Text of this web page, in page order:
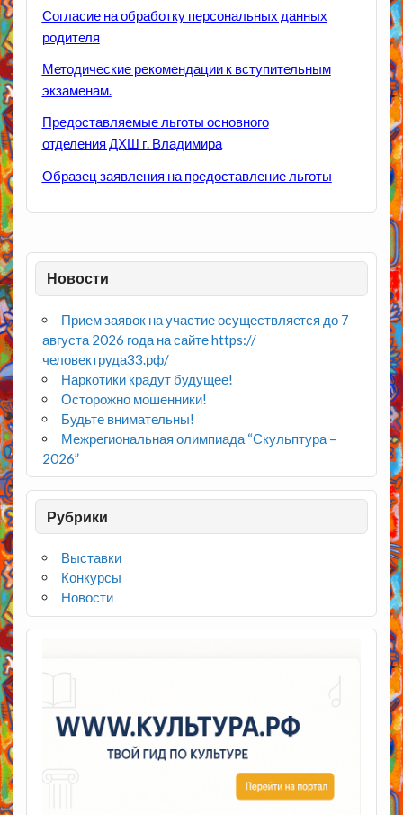
Согласие на обработку персональных данных
родителя
Методические рекомендации к вступительным
экзаменам.
Предоставляемые льготы основного
отделения ДХШ г. Владимира
Образец заявления на предоставление льготы
Новости
Прием заявок на участие осуществляется до 7
августа 2026 года на сайте https://
человектруда33.рф/
Наркотики крадут будущее!
Осторожно мошенники!
Будьте внимательны!
Межрегиональная олимпиада “Скульптура –
2026”
Рубрики
Выставки
Конкурсы
Новости